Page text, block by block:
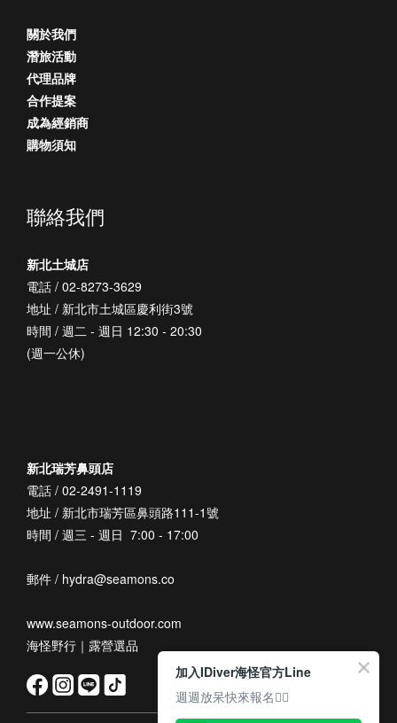
關於我們
潛旅活動
代理品牌
合作提案
成為經銷商
購物須知
聯絡我們
新北土城店
電話 / 02-8273-3629
地址 / 新北市土城區慶利街3號
時間 / 週二 - 週日 12:30 - 20:30
(週一公休)
新北瑞芳鼻頭店
電話 / 02-2491-1119
地址 / 新北市瑞芳區鼻頭路111-1號
時間 / 週三 - 週日 7:00 - 17:00
郵件 / hydra@seamons.co
www.seamons-outdoor.com
海怪野行｜露營選品
加入IDiver海怪官方Line
週週放呆快來報名👆🏽